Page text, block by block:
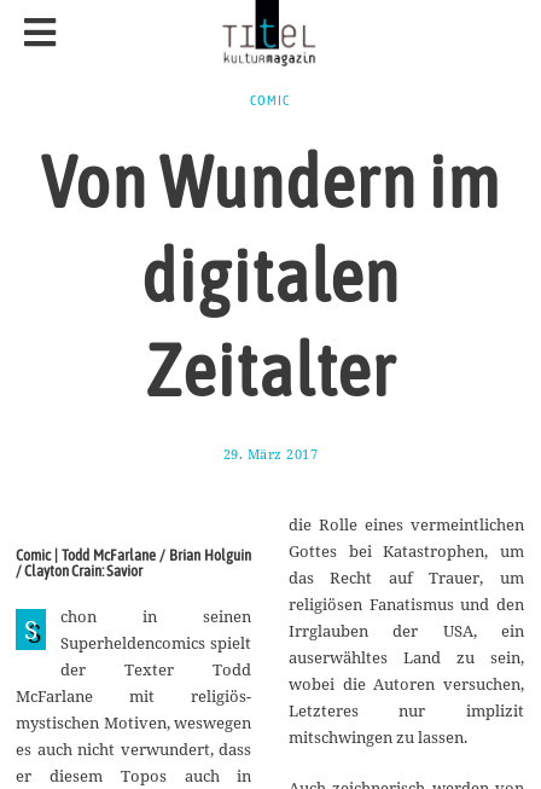
COMIC
Von Wundern im
digitalen
Zeitalter
29. März 2017
r
i
l
0
1
7
Comic | Todd McFarlane / Brian Holguin
/ Clayton Crain: Savior
S
chon in seinen
Superheldencomics spielt
der Texter Todd
McFarlane mit religiös-
mystischen Motiven, weswegen
es auch nicht verwundert, dass
er diesem Topos auch in
die Rolle eines vermeintlichen
Gottes bei Katastrophen, um
das Recht auf Trauer, um
religiösen Fanatismus und den
Irrglauben der USA, ein
auserwähltes Land zu sein,
wobei die Autoren versuchen,
Letzteres nur implizit
mitschwingen zu lassen.